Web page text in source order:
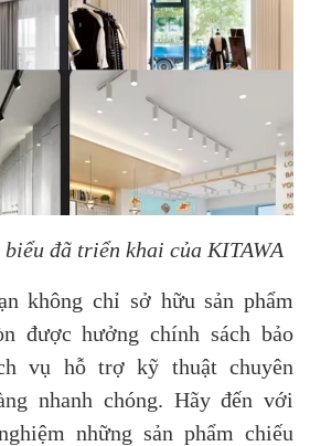
đã triển khai của KITAWA
không chỉ sở hữu sản phẩm
được hưởng chính sách bảo
vụ hỗ trợ kỹ thuật chuyên
nhanh chóng. Hãy đến với
những sản phẩm chiếu